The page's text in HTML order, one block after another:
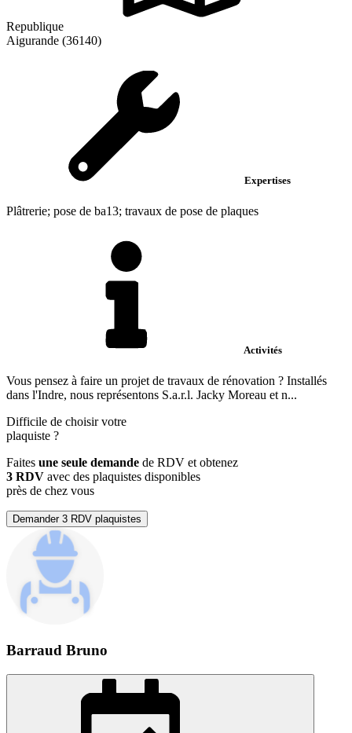
Republique
Aigurande (36140)
Expertises
Plâtrerie; pose de ba13; travaux de pose de plaques
Activités
Vous pensez à faire un projet de travaux de rénovation ? Installés
dans l'Indre, nous représentons S.a.r.l. Jacky Moreau et n...
Difficile de choisir votre
plaquiste ?
Faites une seule demande de RDV et obtenez
3 RDV avec des plaquistes disponibles
près de chez vous
Demander 3 RDV plaquistes
Barraud Bruno